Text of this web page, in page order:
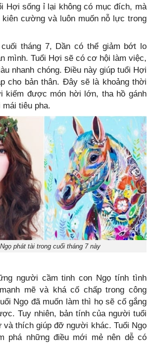
Hợi sống ỉ lại không có mục đích, mà
cường và luôn muốn nỗ lực trong
tháng 7, Dần có thể giảm bớt lo
mình. Tuổi Hợi sẽ có cơ hội làm việc,
nhanh chóng. Điều này giúp tuổi Hợi
cho bản thân. Đây sẽ là khoảng thời
kiếm được món hời lớn, tha hồ gánh
mái tiêu pha.
phát tài trong cuối tháng 7 này
người cầm tinh con Ngọ tính tình
mẽ và khá cố chấp trong công
Ngọ đã muốn làm thì họ sẽ cố gắng
Tuy nhiên, bản tính của người tuổi
và thích giúp đỡ người khác. Tuổi Ngọ
phá những điều mới mẻ nên dễ có